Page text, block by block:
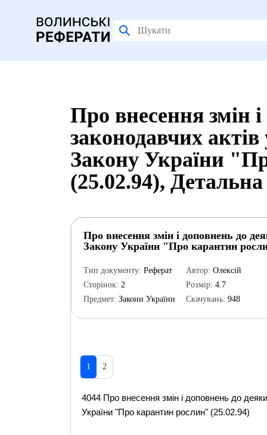
Про внесення змін
законодавчих
Закону України
(25.02.94),
Про внесення змін і доповнень до
Закону України "Про карантин
Тип документу: Реферат
Сторінок: 2
Предмет: Закони України
Автор: Олексій
Розмір: 4.7
Скачувань: 948
1 2
4044 Про внесення змін і доповнень до
України "Про карантин рослин" (25.02.94)